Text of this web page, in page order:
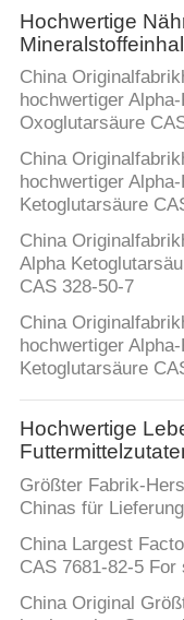
Hochwertige
China
hochwertiger
Oxoglutarsäure
China
hochwertiger
Ketoglutarsäure
China
Alpha
CAS 328-50-7
China
hochwertiger
Ketoglutarsäure
Hochwertige
Größter Fabrik-
Chinas für
China Largest
CAS 7681-82-5
China Original